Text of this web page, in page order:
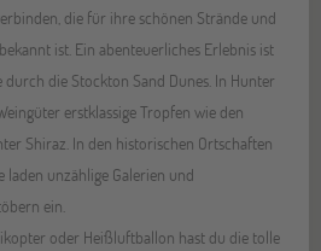
die für ihre schönen Strände und
ist. Ein abenteuerliches Erlebnis ist
die Stockton Sand Dunes. In Hunter
erstklassige Tropfen wie den
Shiraz. In den historischen Ortschaften
unzählige Galerien und
ein.
oder Heißluftballon hast du die tolle